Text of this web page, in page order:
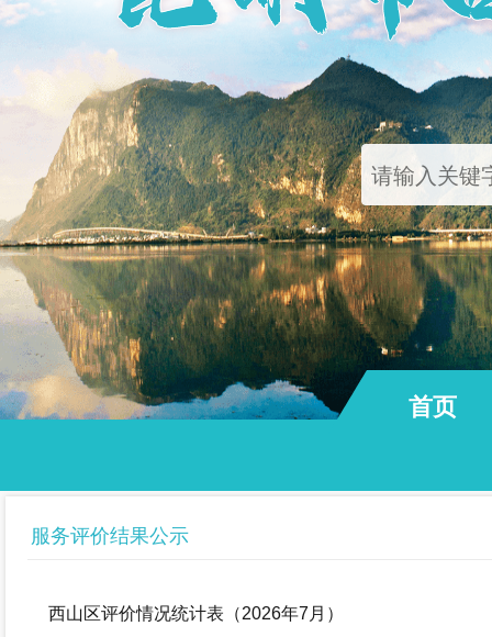
首页
服务评价结果公示
西山区评价情况统计表（2026年7月）